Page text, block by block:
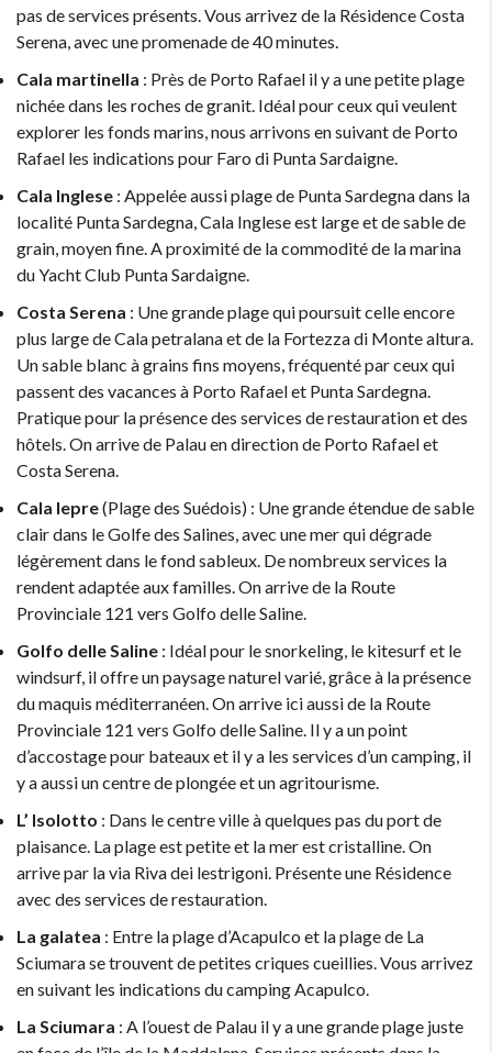
pas de services présents. Vous arrivez de la Résidence Costa
Serena, avec une promenade de 40 minutes.
Cala martinella : Près de Porto Rafael il y a une petite plage
nichée dans les roches de granit. Idéal pour ceux qui veulent
explorer les fonds marins, nous arrivons en suivant de Porto
Rafael les indications pour Faro di Punta Sardaigne.
Cala Inglese : Appelée aussi plage de Punta Sardegna dans la
localité Punta Sardegna, Cala Inglese est large et de sable de
grain, moyen fine. A proximité de la commodité de la marina
du Yacht Club Punta Sardaigne.
Costa Serena : Une grande plage qui poursuit celle encore
plus large de Cala petralana et de la Fortezza di Monte altura.
Un sable blanc à grains fins moyens, fréquenté par ceux qui
passent des vacances à Porto Rafael et Punta Sardegna.
Pratique pour la présence des services de restauration et des
hôtels. On arrive de Palau en direction de Porto Rafael et
Costa Serena.
Cala lepre(Plage des Suédois) : Une grande étendue de sable
clair dans le Golfe des Salines, avec une mer qui dégrade
légèrement dans le fond sableux. De nombreux services la
rendent adaptée aux familles. On arrive de la Route
Provinciale 121 vers Golfo delle Saline.
Golfo delle Saline : Idéal pour le snorkeling, le kitesurf et le
windsurf, il offre un paysage naturel varié, grâce à la présence
du maquis méditerranéen. On arrive ici aussi de la Route
Provinciale 121 vers Golfo delle Saline. Il y a un point
d’accostage pour bateaux et il y a les services d’un camping, il
y a aussi un centre de plongée et un agritourisme.
L’ Isolotto : Dans le centre ville à quelques pas du port de
plaisance. La plage est petite et la mer est cristalline. On
arrive par la via Riva dei lestrigoni. Présente une Résidence
avec des services de restauration.
La galatea : Entre la plage d’Acapulco et la plage de La
Sciumara se trouvent de petites criques cueillies. Vous arrivez
en suivant les indications du camping Acapulco.
La Sciumara : A l’ouest de Palau il y a une grande plage juste